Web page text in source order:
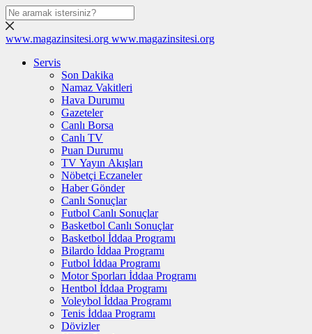
www.magazinsitesi.org www.magazinsitesi.org
Servis
Son Dakika
Namaz Vakitleri
Hava Durumu
Gazeteler
Canlı Borsa
Canlı TV
Puan Durumu
TV Yayın Akışları
Nöbetçi Eczaneler
Haber Gönder
Canlı Sonuçlar
Futbol Canlı Sonuçlar
Basketbol Canlı Sonuçlar
Basketbol İddaa Programı
Bilardo İddaa Programı
Futbol İddaa Programı
Motor Sporları İddaa Programı
Hentbol İddaa Programı
Voleybol İddaa Programı
Tenis İddaa Programı
Dövizler